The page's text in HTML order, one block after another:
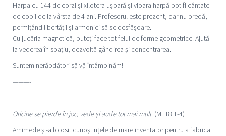
Harpa cu 144 de corzi și xilotera ușoară și vioara harpă pot fi cântate
de copii de la vârsta de 4 ani. Profesorul este prezent, dar nu predă,
permițând libertății și armoniei să se desfășoare.
Cu jucăria magnetică, puteți face tot felul de forme geometrice. Ajută
la vederea în spațiu, dezvoltă gândirea și concentrarea.
Suntem nerăbdători să vă întâmpinăm!
———-
Oricine se pierde în joc, vede și aude tot mai mult. (Mt 18:1-4)
Arhimede și-a folosit cunoștințele de mare inventator pentru a fabrica